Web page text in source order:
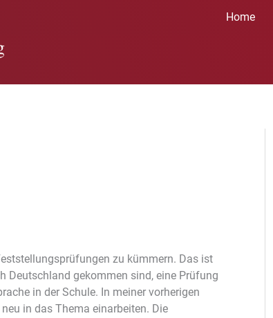
Home
zu kümmern. Das ist
Deutschland gekommen sind, eine Prüfung
in der Schule. In meiner vorherigen
in das Thema einarbeiten. Die